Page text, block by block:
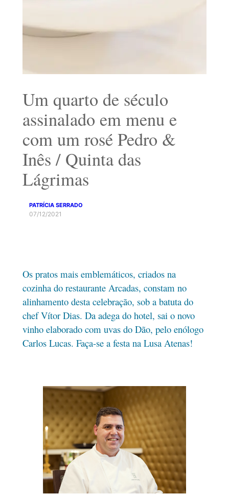
Um quarto de século
assinalado em menu e
com um rosé Pedro &
Inês / Quinta das
Lágrimas
PATRÍCIA SERRADO
07/12/2021
Os pratos mais emblemáticos, criados na
cozinha do restaurante Arcadas, constam no
alinhamento desta celebração, sob a batuta do
chef Vítor Dias. Da adega do hotel, sai o novo
vinho elaborado com uvas do Dão, pelo enólogo
Carlos Lucas. Faça-se a festa na Lusa Atenas!